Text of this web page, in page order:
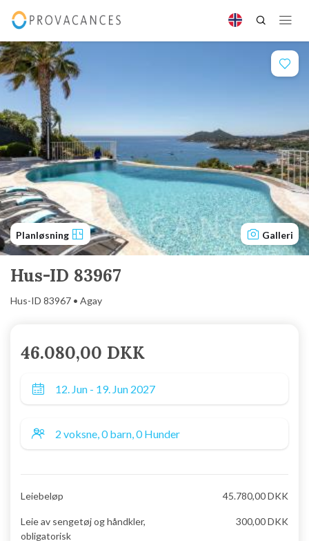
Planløsning Galleri
Hus-ID 83967
Hus-ID 83967 • Agay
46.080,00 DKK
Leiebeløp 45.780,00 DKK
Leie av sengetøj og håndkler,
obligatorisk
300,00 DKK